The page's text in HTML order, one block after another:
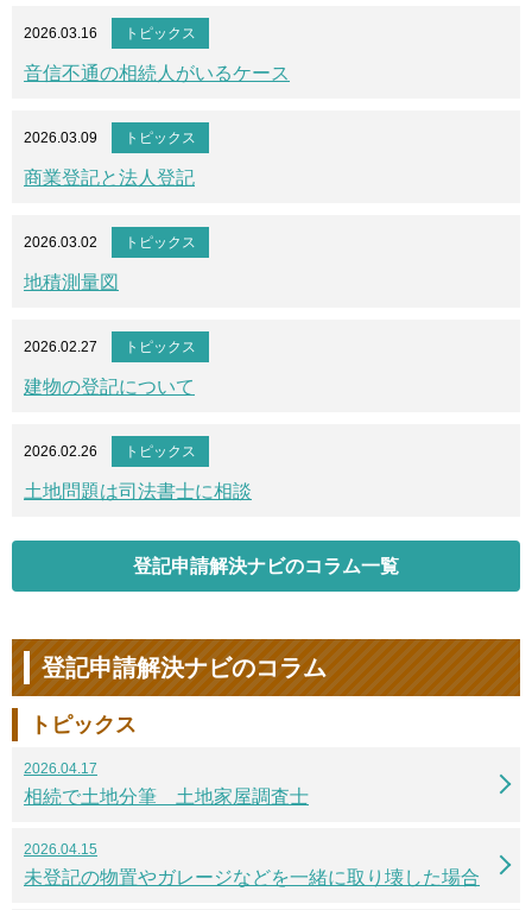
2026.03.16 トピックス
音信不通の相続人がいるケース
2026.03.09 トピックス
商業登記と法人登記
2026.03.02 トピックス
地積測量図
2026.02.27 トピックス
建物の登記について
2026.02.26 トピックス
土地問題は司法書士に相談
登記申請解決ナビのコラム一覧
登記申請解決ナビのコラム
トピックス
2026.04.17
相続で土地分筆 土地家屋調査士
2026.04.15
未登記の物置やガレージなどを一緒に取り壊した場合